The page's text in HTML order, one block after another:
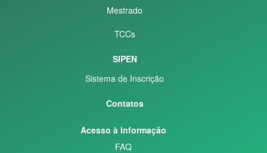
Mestrado
TCCs
SIPEN
Sistema de Inscrição
Contatos
Acesso à Informação
FAQ